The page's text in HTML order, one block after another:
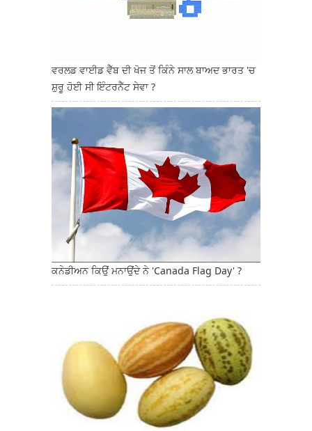
ਵਰਲਡ ਵਾਈਡ ਵੈੱਬ ਦੀ ਖੋਜ ਤੋਂ ਕਿੰਨੇ ਸਾਲ ਬਾਅਦ ਭਾਰਤ 'ਚ
ਸ਼ੁਰੂ ਹੋਈ ਸੀ ਇੰਟਰਨੈੱਟ ਸੇਵਾ ?
ਕਨੇਡੀਅਨ ਕਿਉਂ ਮਨਾਉਂਦੇ ਨੇ 'Canada Flag Day' ?